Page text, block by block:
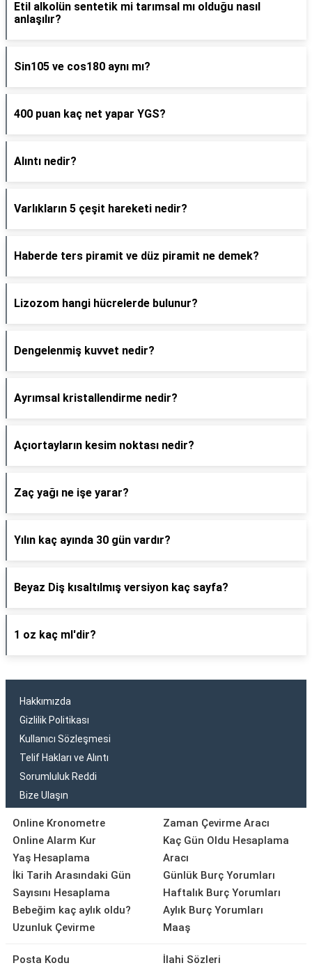
Etil alkolün sentetik mi tarımsal mı olduğu nasıl
anlaşılır?
Sin105 ve cos180 aynı mı?
400 puan kaç net yapar YGS?
Alıntı nedir?
Varlıkların 5 çeşit hareketi nedir?
Haberde ters piramit ve düz piramit ne demek?
Lizozom hangi hücrelerde bulunur?
Dengelenmiş kuvvet nedir?
Ayrımsal kristallendirme nedir?
Açıortayların kesim noktası nedir?
Zaç yağı ne işe yarar?
Yılın kaç ayında 30 gün vardır?
Beyaz Diş kısaltılmış versiyon kaç sayfa?
1 oz kaç ml'dir?
Hakkımızda
Gizlilik Politikası
Kullanıcı Sözleşmesi
Telif Hakları ve Alıntı
Sorumluluk Reddi
Bize Ulaşın
Online Kronometre
Online Alarm Kur
Yaş Hesaplama
İki Tarih Arasındaki Gün
Sayısını Hesaplama
Bebeğim kaç aylık oldu?
Uzunluk Çevirme
Zaman Çevirme Aracı
Kaç Gün Oldu Hesaplama
Aracı
Günlük Burç Yorumları
Haftalık Burç Yorumları
Aylık Burç Yorumları
Maaş
Posta Kodu
İlahi Sözleri